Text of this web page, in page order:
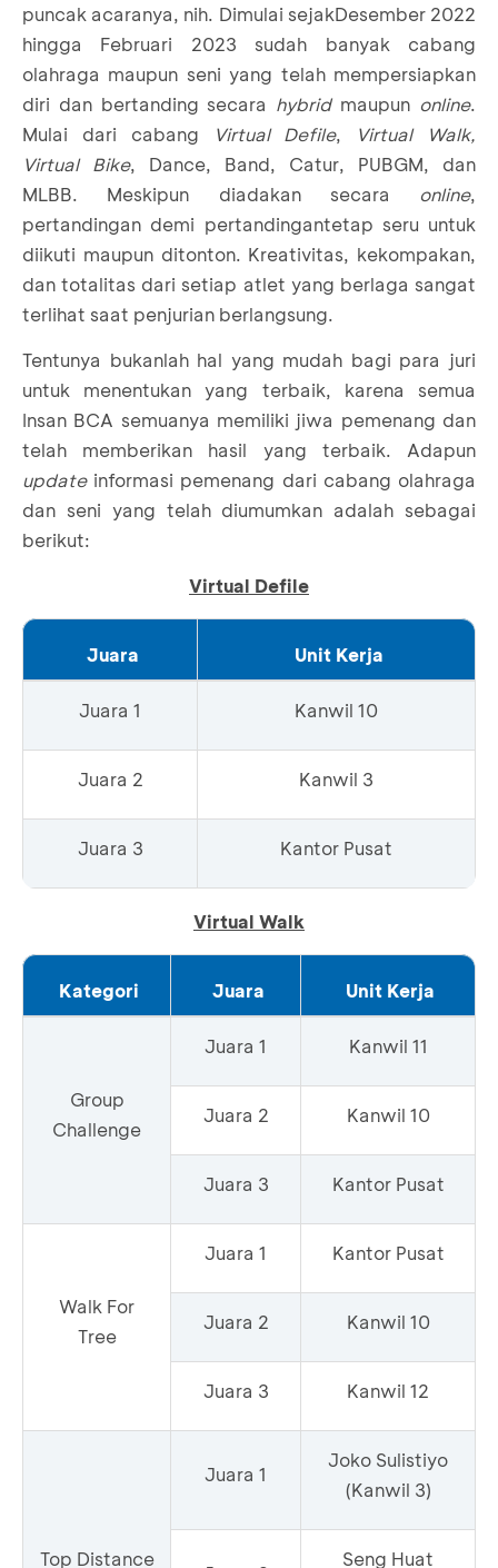
puncak acaranya, nih. Dimulai sejakDesember 2022
hingga Februari 2023 sudah banyak cabang
olahraga maupun seni yang telah mempersiapkan
diri dan bertanding secara hybrid maupun online.
Mulai dari cabang
Virtual Defile,
Virtual Walk,
Virtual Bike, Dance, Band, Catur, PUBGM, dan
MLBB. Meskipun diadakan secara online,
pertandingan demi pertandingantetap seru untuk
diikuti maupun ditonton. Kreativitas, kekompakan,
dan totalitas dari setiap atlet yang berlaga sangat
terlihat saat penjurian berlangsung.
Tentunya bukanlah hal yang mudah bagi para juri
untuk menentukan yang terbaik, karena semua
Insan BCA semuanya memiliki jiwa pemenang dan
telah memberikan hasil yang terbaik. Adapun
update informasi pemenang dari cabang olahraga
dan seni yang telah diumumkan adalah sebagai
berikut:
Virtual Defile
Juara Unit Kerja
Juara 1 Kanwil 10
Juara 2 Kanwil 3
Juara 3 Kantor Pusat
Virtual Walk
Kategori Juara Unit Kerja
Group
Challenge
Juara 1 Kanwil 11
Juara 2 Kanwil 10
Juara 3 Kantor Pusat
Walk For
Tree
Juara 1 Kantor Pusat
Juara 2 Kanwil 10
Juara 3 Kanwil 12
Top Distance
Juara 1
Joko Sulistiyo
(Kanwil 3)
Seng Huat